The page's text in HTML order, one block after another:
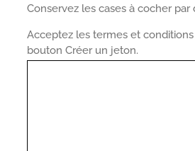
Conservez les cases à cocher par
Acceptez les termes et
bouton Créer un jeton.